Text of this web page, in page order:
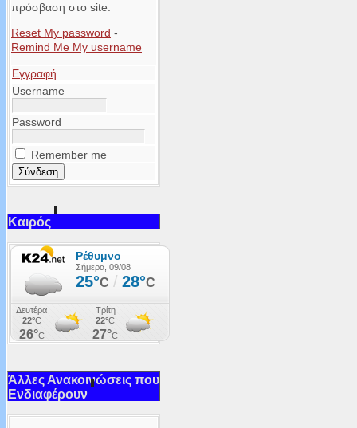
πρόσβαση στο site.
Reset My password -
Remind Me My username
Εγγραφή
Username
Password
Remember me
Καιρός
Άλλες Ανακοινώσεις που
Ενδιαφέρουν